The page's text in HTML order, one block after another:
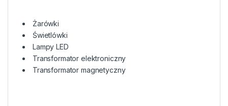
Żarówki
Świetlówki
Lampy LED
Transformator elektroniczny
Transformator magnetyczny